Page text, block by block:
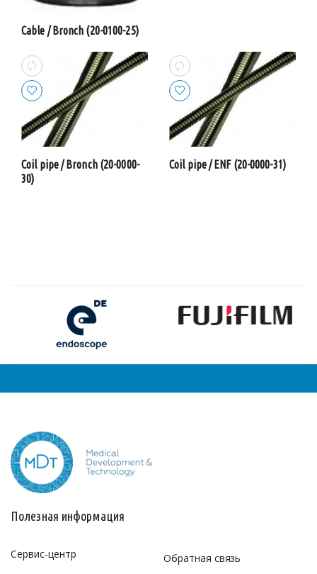
Cable / Bronch (20-0100-25)
Coil pipe / Bronch (20-0000-
30)
Coil pipe / ENF (20-0000-31)
Полезная информация
Сервис-центр
Обратная связь